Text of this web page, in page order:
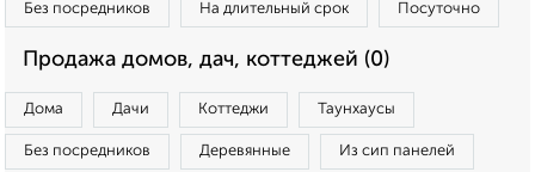
Без посредников На длительный срок Посуточно
Продажа домов, дач, коттеджей (0)
Дома Дачи Коттеджи Таунхаусы
Без посредников Деревянные Из сип панелей